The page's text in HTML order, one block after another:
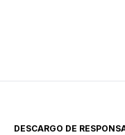
una aplicación […]
DESCARGO DE